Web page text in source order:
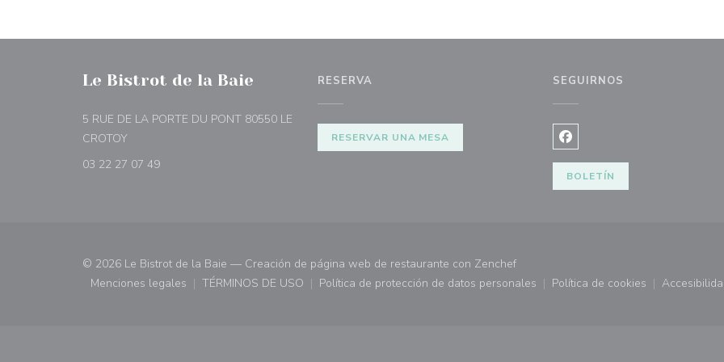
Le Bistrot de la Baie
5 RUE DE LA PORTE DU PONT 80550 LE
CROTOY((abre en una nueva ventana))
03 22 27 07 49
RESERVA
RESERVAR UNA MESA
SEGUIRNOS
Facebook ((abre en una
BOLETÍN
© 2026 Le Bistrot de la Baie — Creación de página web de restaurante con Zenchef((abre en una nueva ventana))
Menciones legales
((abre en una nueva ventana))
TÉRMINOS DE USO
((abre en una nueva ventana))
Política de protección de datos personales
((abre en una nueva ventana))
Política de cookies
((abre en una nueva